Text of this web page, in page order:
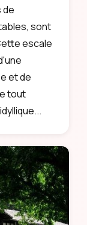
de
sont
escale
et de
tout